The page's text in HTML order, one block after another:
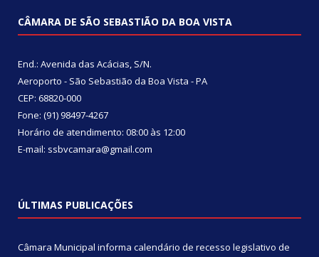
CÂMARA DE SÃO SEBASTIÃO DA BOA VISTA
End.: Avenida das Acácias, S/N.
Aeroporto - São Sebastião da Boa Vista - PA
CEP: 68820-000
Fone: (91) 98497-4267
Horário de atendimento: 08:00 às 12:00
E-mail: ssbvcamara@gmail.com
ÚLTIMAS PUBLICAÇÕES
Câmara Municipal informa calendário de recesso legislativo de